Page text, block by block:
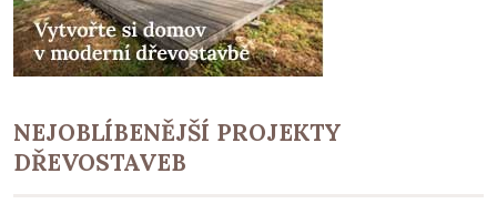
NEJOBLÍBENĚJŠÍ PROJEKTY
DŘEVOSTAVEB